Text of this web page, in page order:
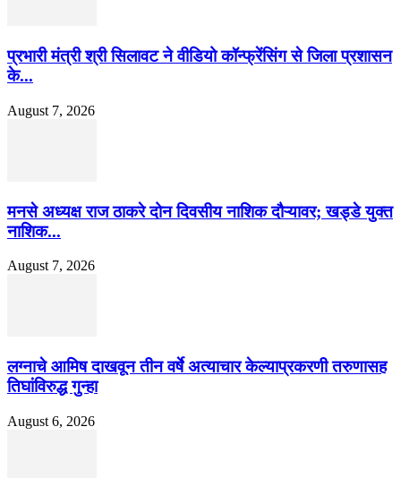
प्रभारी मंत्री श्री सिलावट ने वीडियो कॉन्फ्रेंसिंग से जिला प्रशासन
के...
August 7, 2026
मनसे अध्यक्ष राज ठाकरे दोन दिवसीय नाशिक दौऱ्यावर; खड्डे युक्त
नाशिक...
August 7, 2026
लग्नाचे आमिष दाखवून तीन वर्षे अत्याचार केल्याप्रकरणी तरुणासह
तिघांविरुद्ध गुन्हा
August 6, 2026